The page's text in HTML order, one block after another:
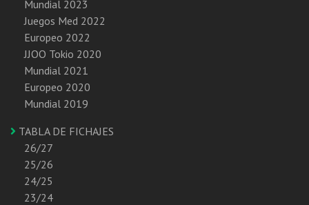
Mundial 2023
Juegos Med 2022
Europeo 2022
JJOO Tokio 2020
Mundial 2021
Europeo 2020
Mundial 2019
TABLA DE FICHAJES
26/27
25/26
24/25
23/24